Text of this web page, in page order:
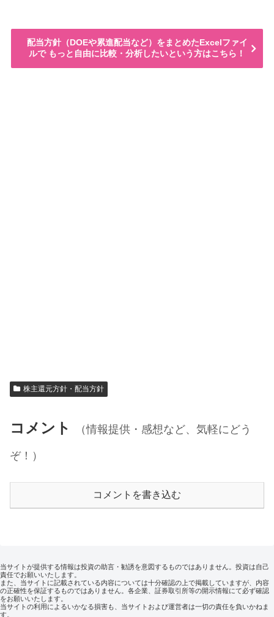
配当方針（DOEや累進配当など）をまとめたExcelファイ
ルで もっと自由に比較・分析したいという方はこちら！
株主還元方針・配当方針
コメント
（情報提供・感想など、気軽にどう
ぞ！）
コメントを書き込む
当サイトが提供する情報は投資の助言・勧誘を意図するものではありません。投資は自己
責任でお願いいたします。
また、当サイトに記載されている内容については十分確認の上で掲載していますが、内容
の正確性を保証するものではありません。各企業、証券取引所等の開示情報にて必ず確認
をお願いいたします。
当サイトの利用によるいかなる損害も、当サイトおよび運営者は一切の責任を負いかねま
す。